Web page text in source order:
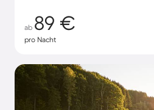
ab 89 €
pro Nacht